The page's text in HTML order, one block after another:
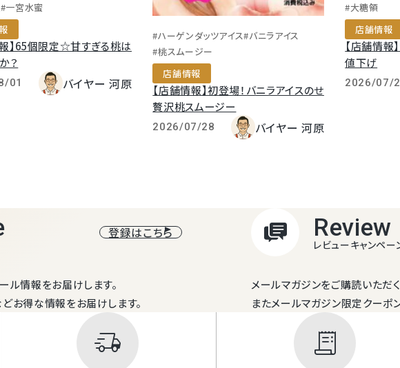
#一宮水蜜
】65個限定☆甘すぎる桃は
？
01 バイヤー 河原
#ハーゲンダッツアイス#バニラアイス
#桃スムージー
店舗情報
【店舗情報】初登場！バニラアイスのせ
贅沢桃スムージー
2026/07/28 バイヤー 河原
#大糖領
店舗情報
【店舗情報
値下げ
2026/07/
登録はこちら
ル情報をお届けします。
お得な情報をお届けします。
Review
レビューキャンペー
メールマガジンをご購読いただ
またメールマガジン限定クーポ
delivery_truck_speed receipt_long